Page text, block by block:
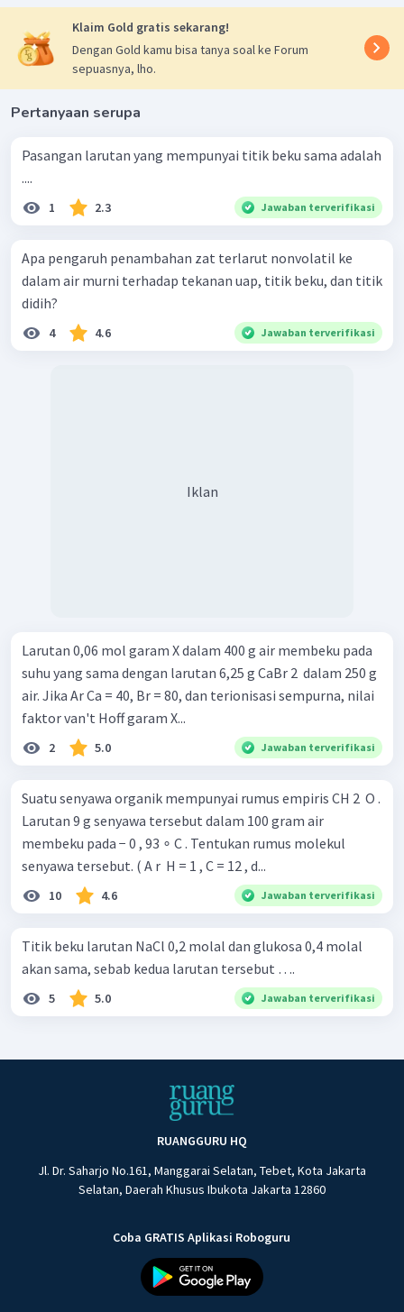
Klaim Gold gratis sekarang!
Dengan Gold kamu bisa tanya soal ke Forum
sepuasnya, lho.
Pertanyaan serupa
Pasangan larutan yang mempunyai titik beku sama adalah
....
1 2.3 Jawaban terverifikasi
Apa pengaruh penambahan zat terlarut nonvolatil ke
dalam air murni terhadap tekanan uap, titik beku, dan titik
didih?
4 4.6 Jawaban terverifikasi
Iklan
Larutan 0,06 mol garam X dalam 400 g air membeku pada
suhu yang sama dengan larutan 6,25 g CaBr 2 ​ dalam 250 g
air. Jika Ar Ca = 40, Br = 80, dan terionisasi sempurna, nilai
faktor van't Hoff garam X...
2 5.0 Jawaban terverifikasi
Suatu senyawa organik mempunyai rumus empiris CH 2 ​ O .
Larutan 9 g senyawa tersebut dalam 100 gram air
membeku pada − 0 , 93 ∘ C . Tentukan rumus molekul
senyawa tersebut. ( A r ​ H = 1 , C = 12 , d...
10 4.6 Jawaban terverifikasi
Titik beku larutan NaCl 0,2 molal dan glukosa 0,4 molal
akan sama, sebab kedua larutan tersebut ….
5 5.0 Jawaban terverifikasi
RUANGGURU HQ
Jl. Dr. Saharjo No.161, Manggarai Selatan, Tebet, Kota Jakarta
Selatan, Daerah Khusus Ibukota Jakarta 12860
Coba GRATIS Aplikasi Roboguru